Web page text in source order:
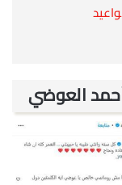
المواعيد
العوضي